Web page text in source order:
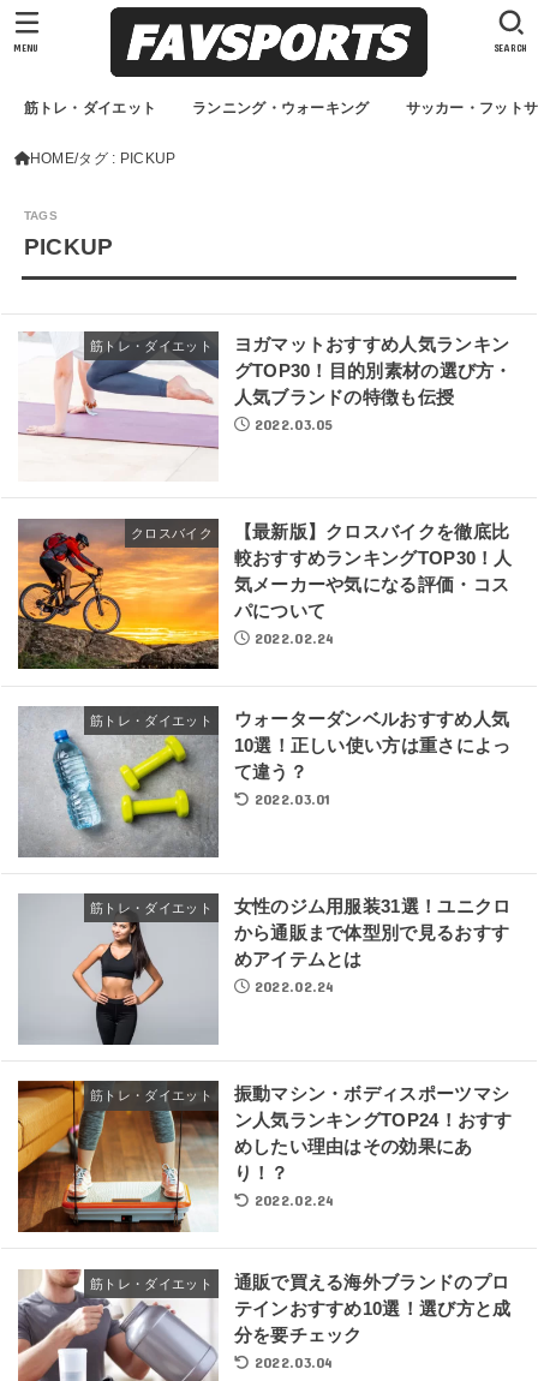
筋トレ・ダイエット ランニング・ウォーキング サッカー・フット
SEARCH
MENU
HOME タグ : PICKUP
PICKUP
筋トレ・ダイエット
ヨガマットおすすめ人気ランキン
グTOP30！目的別素材の選び方・
人気ブランドの特徴も伝授
2022.03.05
クロスバイク
【最新版】クロスバイクを徹底比
較おすすめランキングTOP30！人
気メーカーや気になる評価・コス
パについて
2022.02.24
筋トレ・ダイエット
ウォーターダンベルおすすめ人気
10選！正しい使い方は重さによっ
て違う？
2022.03.01
筋トレ・ダイエット
女性のジム用服装31選！ユニクロ
から通販まで体型別で見るおすす
めアイテムとは
2022.02.24
筋トレ・ダイエット
振動マシン・ボディスポーツマシ
ン人気ランキングTOP24！おすす
めしたい理由はその効果にあ
り！？
2022.02.24
筋トレ・ダイエット
通販で買える海外ブランドのプロ
テインおすすめ10選！選び方と成
分を要チェック
2022.03.04